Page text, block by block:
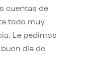
cuentas de
todo muy
Le pedimos
día de